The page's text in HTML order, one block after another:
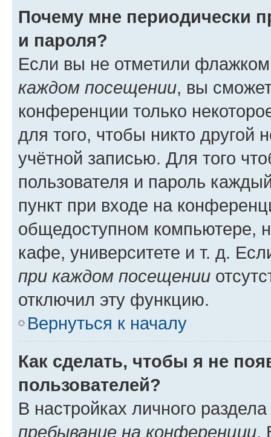
Почему мне периодически
и пароля?
Если вы не отметили
каждом посещении, вы
конференции только
для того, чтобы никто другой
учётной записью. Для того
пользователя и пароль
пункт при входе на
общедоступном компьютере,
кафе, университете и т. д.
при каждом посещении
отключил эту функцию.
Вернуться к началу
Как сделать, чтобы я не
пользователей?
В настройках личного
пребывание на конференции.